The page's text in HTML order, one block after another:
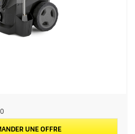
UNE OFFRE